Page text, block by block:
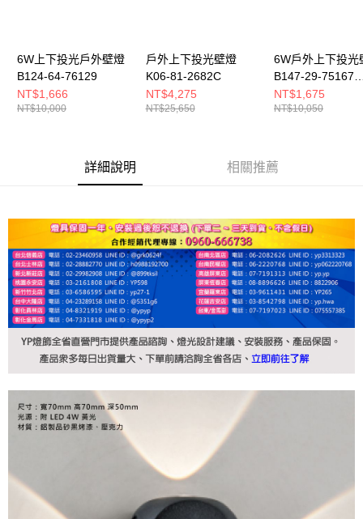
6W上下投光戶外壁燈
B124-64-76129
NT$1,666
NT$10,000
戶外上下投光壁燈
K06-81-2682C
NT$4,275
NT$25,650
6W戶外上下投光
B147-29-75167
75168
NT$1,675
NT$10,050
詳細說明 相關推薦